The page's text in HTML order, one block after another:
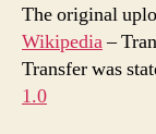
The original
Wikipedia–
Transfer was
1.0